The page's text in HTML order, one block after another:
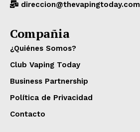
direccion@thevapingtoday.com
Compañia
¿Quiénes Somos?
Club Vaping Today
Business Partnership
Política de Privacidad
Contacto